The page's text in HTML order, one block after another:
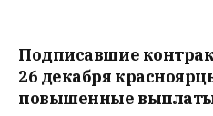
Подписавшие
26 декабря
повышенные